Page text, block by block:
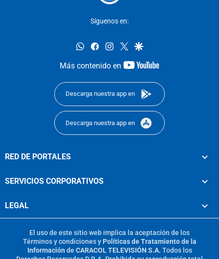
Síguenos en:
whatsappfacebookinstagram
twittergoogle
Más contenido en
youtube-
Descarga nuestra app en
Descarga nuestra app en
RED DE PORTALES
SERVICIOS CORPORATIVOS
LEGAL
El uso de este sitio web implica la aceptación de los
Términos y condicionesy Políticas de Tratamiento de la
Información de CARACOL TELEVISIÓN S.A. Todos los